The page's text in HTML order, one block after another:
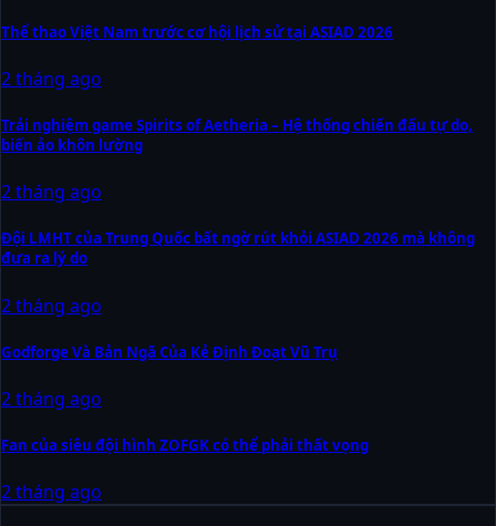
Thể thao Việt Nam trước cơ hội lịch sử tại ASIAD 2026
2 tháng ago
Trải nghiệm game Spirits of Aetheria – Hệ thống chiến đấu tự do,
biến ảo khôn lường
2 tháng ago
Đội LMHT của Trung Quốc bất ngờ rút khỏi ASIAD 2026 mà không
đưa ra lý do
2 tháng ago
Godforge Và Bản Ngã Của Kẻ Định Đoạt Vũ Trụ
2 tháng ago
Fan của siêu đội hình ZOFGK có thể phải thất vọng
2 tháng ago